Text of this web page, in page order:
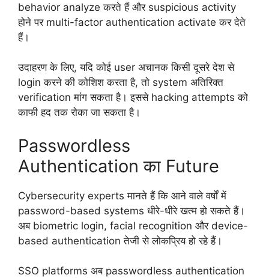
behavior analyze करते हैं और suspicious activity
होने पर multi-factor authentication activate कर देते
हैं।
उदाहरण के लिए, यदि कोई user अचानक किसी दूसरे देश से
login करने की कोशिश करता है, तो system अतिरिक्त
verification मांग सकता है। इससे hacking attempts को
काफी हद तक रोका जा सकता है।
Passwordless
Authentication का Future
Cybersecurity experts मानते हैं कि आने वाले वर्षों में
password-based systems धीरे-धीरे खत्म हो सकते हैं।
अब biometric login, facial recognition और device-
based authentication तेजी से लोकप्रिय हो रहे हैं।
SSO platforms अब passwordless authentication